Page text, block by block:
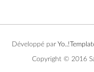
Développé par
Copyright © 2016